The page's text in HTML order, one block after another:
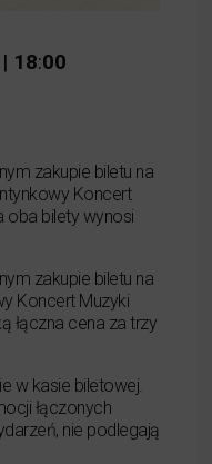
| 18:00
zakupie biletu na
Koncert
oba bilety wynosi
zakupie biletu na
Koncert Muzyki
łączna cena za trzy
w kasie biletowej.
łączonych
nie podlegają